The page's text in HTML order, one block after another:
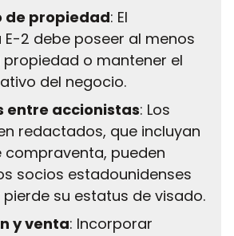
de propiedad: El
E-2 debe poseer al menos
propiedad o mantener el
del negocio.
entre accionistas: Los
redactados, que incluyan
compraventa, pueden
socios estadounidenses
pierde su estatus de visado.
y venta: Incorporar